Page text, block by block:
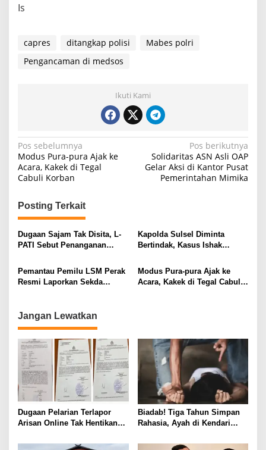
Is
capres ditangkap polisi
Mabes polri
Pengancaman di medsos
Ikuti Kami
N
a
v
i
g
a
s
i
p
s
Pos sebelumnya
Modus Pura-pura Ajak ke
Acara, Kakek di Tegal
Cabuli Korban
Pos berikutnya
Solidaritas ASN Asli OAP
Gelar Aksi di Kantor Pusat
Pemerintahan Mimika
Posting Terkait
Dugaan Sajam Tak Disita, L-
PATI Sebut Penanganan
Kapolda Sulsel Diminta
Bertindak, Kasus Ishak
Pemantau Pemilu LSM Perak
Resmi Laporkan Sekda
Modus Pura-pura Ajak ke
Acara, Kakek di Tegal Cabuli
Jangan Lewatkan
Dugaan Pelarian Terlapor
Arisan Online Tak Hentikan
Biadab! Tiga Tahun Simpan
Rahasia, Ayah di Kendari
Nafsu